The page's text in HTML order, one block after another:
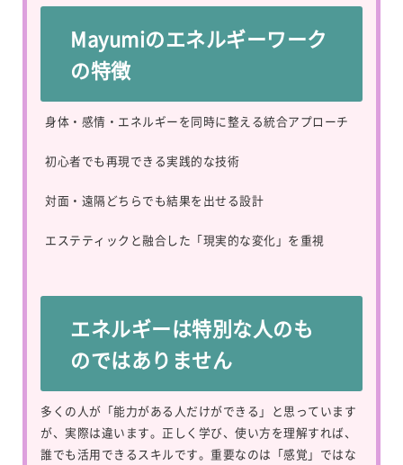
Mayumiのエネルギーワーク
の特徴
身体・感情・エネルギーを同時に整える統合アプローチ
初心者でも再現できる実践的な技術
対面・遠隔どちらでも結果を出せる設計
エステティックと融合した「現実的な変化」を重視
エネルギーは特別な人のも
のではありません
多くの人が「能力がある人だけができる」と思っています
が、実際は違います。正しく学び、使い方を理解すれば、
誰でも活用できるスキルです。重要なのは「感覚」ではな